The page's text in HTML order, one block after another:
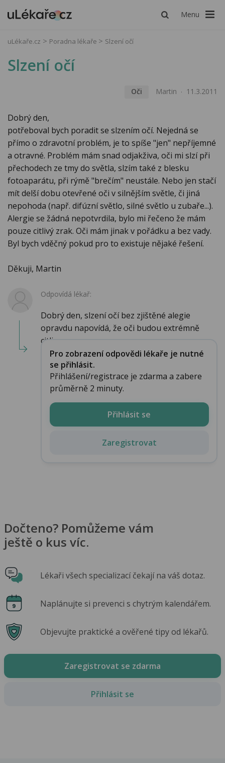
Menu
uLékaře.cz Poradna lékaře Slzení očí
Slzení očí
Oči Martin 11.3.2011
Dobrý den,
potřeboval bych poradit se slzením očí. Nejedná se
přímo o zdravotní problém, je to spíše "jen" nepříjemné
a otravné. Problém mám snad odjakživa, oči mi slzí při
přechodech ze tmy do světla, slzím také z blesku
fotoaparátu, při rýmě "brečím" neustále. Nebo jen stačí
mít delší dobu otevřené oči v silnějším světle, či jiná
nepohoda (např. difúzní světlo, silné světlo u zubaře...).
Alergie se žádná nepotvrdila, bylo mi řečeno že mám
pouze citlivý zrak. Oči mám jinak v pořádku a bez vady.
Byl bych vděčný pokud pro to existuje nějaké řešení.
Děkuji, Martin
Odpovídá lékař:
Dobrý den, slzení očí bez zjištěné alegie
opravdu napovídá, že oči budou extrémně
citli...
Pro zobrazení odpovědi lékaře je nutné
se přihlásit.
Přihlášení/registrace je zdarma a zabere
průměrně 2 minuty.
Přihlásit se
Zaregistrovat
Dočteno? Pomůžeme vám
ještě o kus víc.
Lékaři všech specializací čekají na váš dotaz.
Naplánujte si prevenci s chytrým kalendářem.
Objevujte praktické a ověřené tipy od lékařů.
Zaregistrovat se zdarma
Přihlásit se